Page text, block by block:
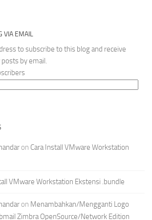
VIA EMAIL
to subscribe to this blog and receive
by email.
on Cara Install VMware Workstation
VMware Workstation Ekstensi .bundle
on Menambahkan/Mengganti Logo
Zimbra OpenSource/Network Edition